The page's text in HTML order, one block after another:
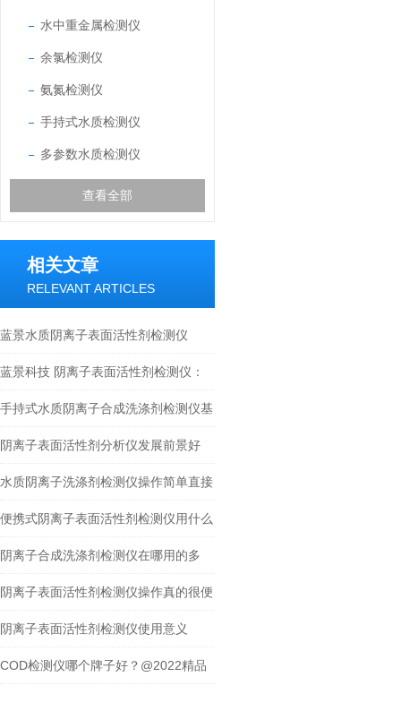
水中重金属检测仪
余氯检测仪
氨氮检测仪
手持式水质检测仪
多参数水质检测仪
查看全部
相关文章
RELEVANT ARTICLES
蓝景水质阴离子表面活性剂检测仪
0.02–5mg/L 宽量程 + 全水质兼容
蓝景科技 阴离子表面活性剂检测仪：
卓-越性能，精准检测
手持式水质阴离子合成洗涤剂检测仪基
础参数
阴离子表面活性剂分析仪发展前景好
水质阴离子洗涤剂检测仪操作简单直接
上手
便携式阴离子表面活性剂检测仪用什么
方法分析
阴离子合成洗涤剂检测仪在哪用的多
阴离子表面活性剂检测仪操作真的很便
捷
阴离子表面活性剂检测仪使用意义
COD检测仪哪个牌子好？@2022精品